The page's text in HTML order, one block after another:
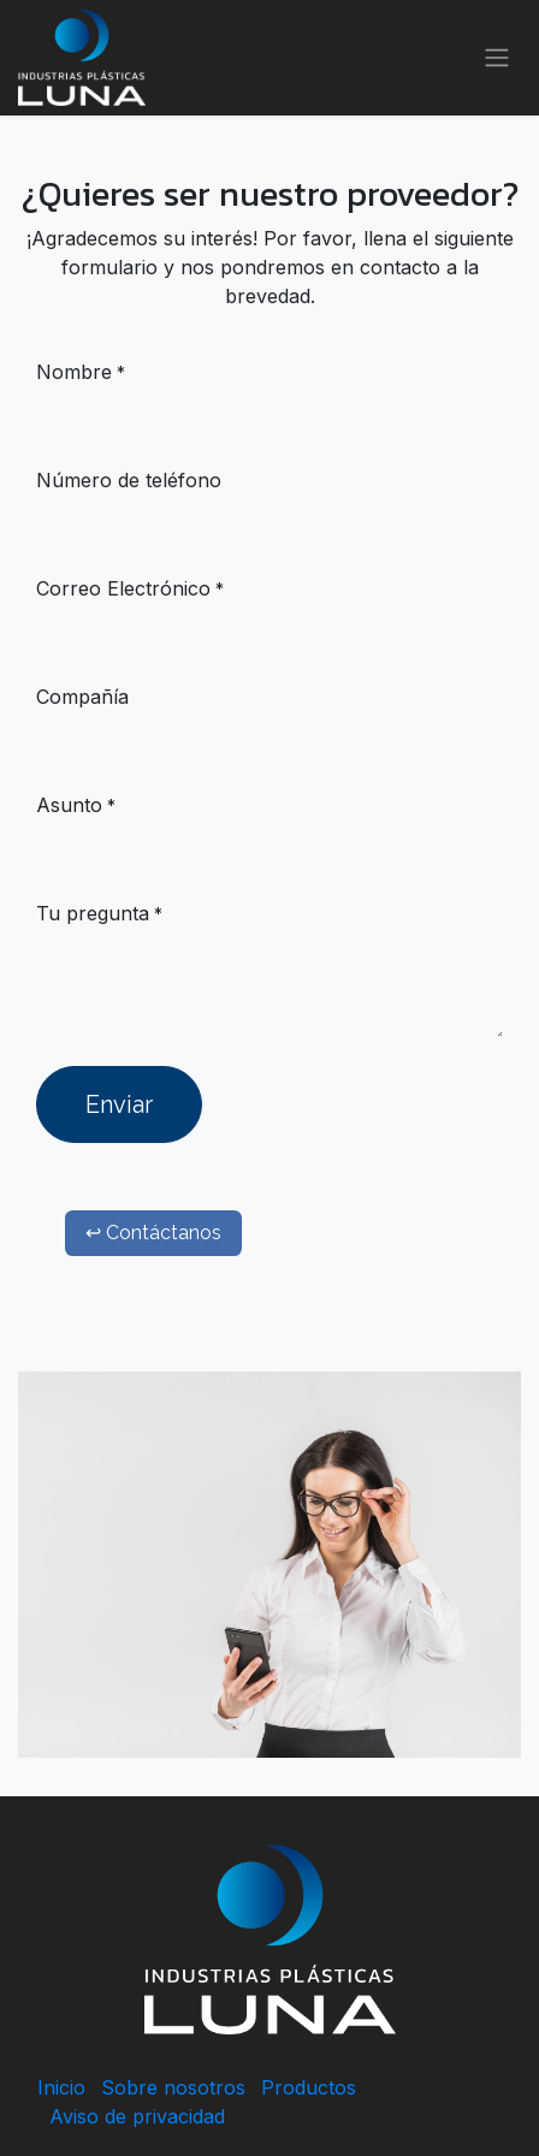
Ir al contenido
¿Quieres ser nuestro proveedor?
¡Agradecemos su interés! Por favor, llena el siguiente
formulario y nos pondremos en contacto a la
brevedad.
Nombre *
Número de teléfono
Correo Electrónico *
Compañía
Asunto *
Tu pregunta *
Enviar
↩ Contáctanos
Inicio Sobre nosotros
Productos
Aviso de privacidad